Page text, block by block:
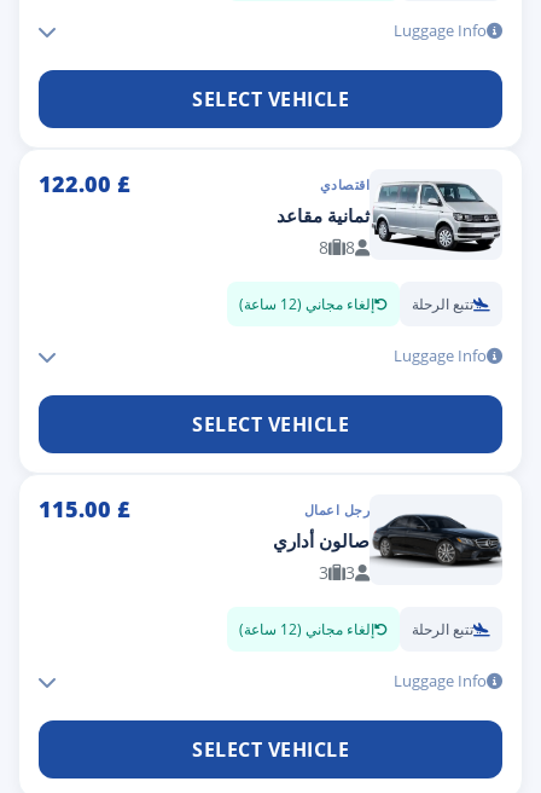
Luggage Info
SELECT VEHICLE
اقتصادي £
122.00
ثمانية مقاعد
8
8
تتبع الرحلة إلغاء مجاني (12 ساعة)
Luggage Info
SELECT VEHICLE
رجل اعمال £
115.00
صالون أداري
3
3
تتبع الرحلة إلغاء مجاني (12 ساعة)
Luggage Info
SELECT VEHICLE